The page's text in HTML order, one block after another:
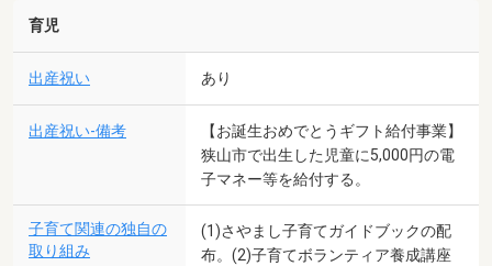
育児
出産祝い あり
出産祝い-備考
【お誕生おめでとうギフト給付事業】
狭山市で出生した児童に5,000円の電
子マネー等を給付する。
子育て関連の独自の
取り組み
(1)さやまし子育てガイドブックの配
布。(2)子育てボランティア養成講座